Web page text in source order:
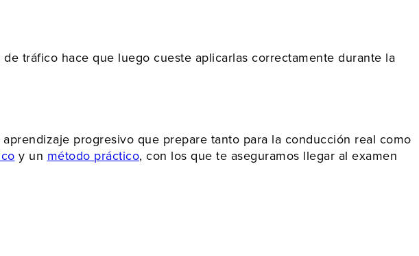
tráfico hace que luego cueste aplicarlas correctamente durante la
progresivo que prepare tanto para la conducción real como
y un método práctico, con los que te aseguramos llegar al examen